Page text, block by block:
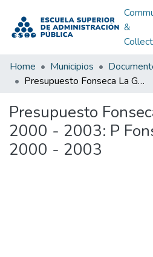
&
Home Municipios
Presupuesto Fonseca La Guajira 2000 - 2003: P Fonseca La Guajira 2000 - 2003
Presupuesto
2000 - 2003: P
2000 - 2003